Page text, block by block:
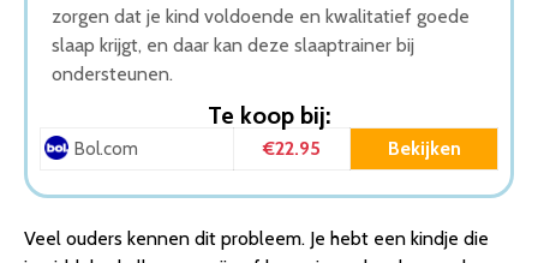
zorgen dat je kind voldoende en kwalitatief goede
slaap krijgt, en daar kan deze slaaptrainer bij
ondersteunen.
Te koop bij:
Bol.com €22.95 Bekijken
Veel ouders kennen dit probleem. Je hebt een kindje die